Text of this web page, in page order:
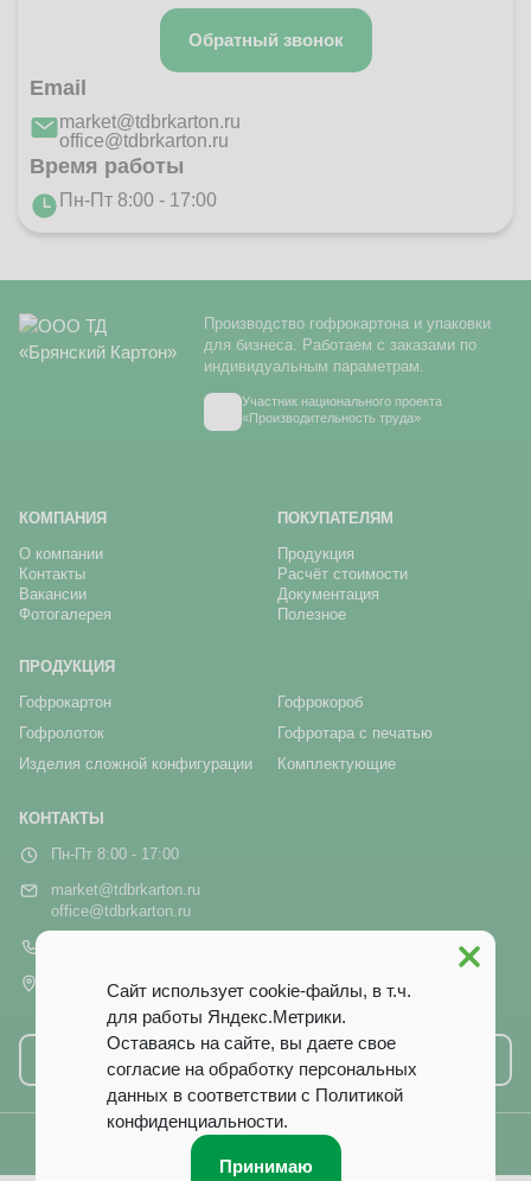
Обратный звонок
Email
market@tdbrkarton.ru
office@tdbrkarton.ru
Время работы
Пн-Пт 8:00 - 17:00
Производство гофрокартона и упаковки
для бизнеса. Работаем с заказами по
индивидуальным параметрам.
Участник национального проекта
«Производительность труда»
КОМПАНИЯ
О компании
Контакты
Вакансии
Фотогалерея
ПОКУПАТЕЛЯМ
Продукция
Расчёт стоимости
Документация
Полезное
ПРОДУКЦИЯ
Гофрокартон
Гофрокороб
Гофролоток
Гофротара с печатью
Изделия сложной конфигурации
Комплектующие
КОНТАКТЫ
Пн-Пт 8:00 - 17:00
market@tdbrkarton.ru
office@tdbrkarton.ru
г. Брянск, рп Белые Берега,
ул. Белобережская, 1А
Написать нам
© 2014–2026 ООО ТД «Брянский Картон». Все права защищены.
Сайт использует cookie-файлы, в т.ч.
для работы Яндекс.Метрики.
Оставаясь на сайте, вы даете свое
согласие на обработку персональных
данных в соответствии с Политикой
конфиденциальности.
Принимаю